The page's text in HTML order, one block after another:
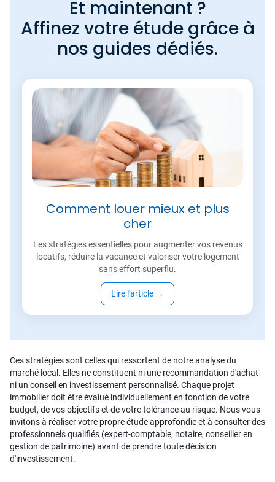
Et maintenant ?
Affinez votre étude grâce à
nos guides dédiés.
Comment louer mieux et plus
cher
Les stratégies essentielles pour augmenter vos revenus
locatifs, réduire la vacance et valoriser votre logement
sans effort superflu.
Lire l'article →
Ces stratégies sont celles qui ressortent de notre analyse du
marché local. Elles ne constituent ni une recommandation d'achat
ni un conseil en investissement personnalisé. Chaque projet
immobilier doit être évalué individuellement en fonction de votre
budget, de vos objectifs et de votre tolérance au risque. Nous vous
invitons à réaliser votre propre étude approfondie et à consulter des
professionnels qualifiés (expert-comptable, notaire, conseiller en
gestion de patrimoine) avant de prendre toute décision
d'investissement.